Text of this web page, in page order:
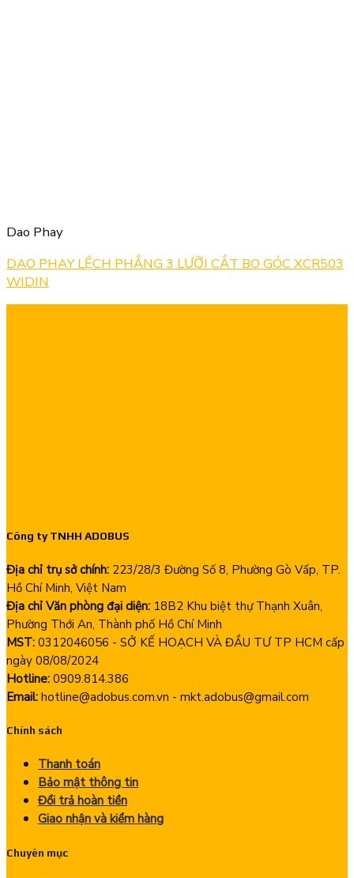
Dao Phay
DAO PHAY LỆCH PHẲNG 3 LƯỠI CẮT BO GÓC XCR503
WIDIN
Công ty TNHH ADOBUS
Địa chỉ trụ sở chính: 223/28/3 Đường Số 8, Phường Gò Vấp, TP.
Hồ Chí Minh, Việt Nam
Địa chỉ Văn phòng đại diện: 18B2 Khu biệt thự Thạnh Xuân,
Phường Thới An, Thành phố Hồ Chí Minh
MST: 0312046056 - SỞ KẾ HOẠCH VÀ ĐẦU TƯ TP HCM cấp
ngày 08/08/2024
Hotline: 0909.814.386
Email: hotline@adobus.com.vn - mkt.adobus@gmail.com
Chính sách
Thanh toán
Bảo mật thông tin
Đổi trả hoàn tiền
Giao nhận và kiểm hàng
Chuyên mục